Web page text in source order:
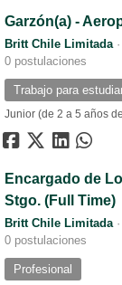
Garzón(a) -
Britt Chile Limitada ·
0 postulaciones
Trabajo para
Junior (de 2 a 5 años
Encargado de
Stgo. (Full Time)
Britt Chile Limitada ·
0 postulaciones
Profesional